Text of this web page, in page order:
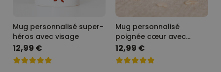
Mug personnalisé super-
héros avec visage
12,99 €
Mug personnalisé
poignée cœur avec
photo et définition
12,99 €